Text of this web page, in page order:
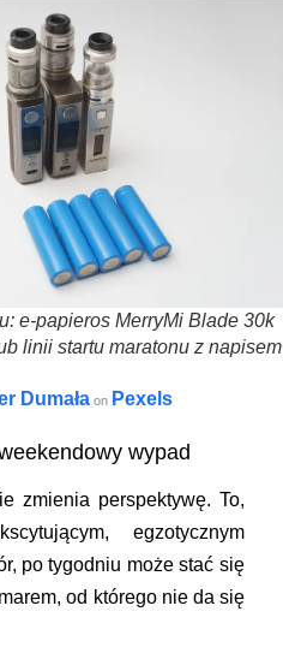
e-papieros MerryMi Blade 30k
linii startu maratonu z napisem
Dumała on Pexels
wypad
zmienia perspektywę. To,
egzotycznym
po tygodniu może stać się
od którego nie da się